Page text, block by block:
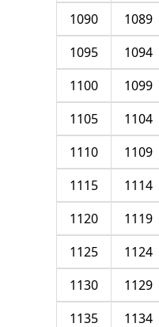
1089
1090
1094
1095
1099
1100
1104
1105
1109
1110
1114
1115
1119
1120
1124
1125
1129
1130
1134
1135